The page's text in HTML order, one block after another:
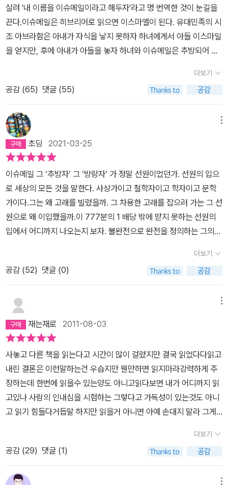
살려 '내 이름을 이슈메일이라고 해두자'라고 명 번역한 것이 눈길을
끈다.이슈메일은 히브리어로 읽으면 이스마엘이 된다. 유대민족의 시
조 아브라함은 아내가 자식을 낳지 못하자 하녀에게서 아들 이스마일
을 얻지만, 후에 아내가 아들을 놓자 하녀와 이슈메일은 추방되어 팔
슈메일을 어떤 특정한 이유 없는 니힐리즘적인 도망자의 보편성을 뜻
하며 이름 지었다고 한다. 보편성이란 무엇인가. 보편성은 '모든 것에
두루 미치거나 통하는 성질'로 universality 로 볼 수 있다.Universal
ity: the quality of involving or being shared by all people or
things in the world or in a particular group.세상이나 한정된 그
룹 안에서 모든 사람 또는 모든 것에 관계되는 성질로, 즉 우리 모두에
게 당연시되는 것을 말한다.본처가 아닌 하녀에게서 '대체'하기 위해
태어났지만, 본처의 자식이 생기면 그 '대체'의 영광은 아무런 이유 없
이 허무하게 버려지고 마는 것은 저 유명한 프랑켄슈타인에서 인용한
실낙원의 절규를 우리 모두가 공리처럼 가지고 있다는 것이다.'제가
청했습니까, 창조주여, 흙으로 나를 인간으로 빚어달라고?제가 애원
했습니까, 어둠에서 끌어올려달라고?- 실낙원', 프랑켄슈타인그래서
'Call me Ishmael'은 이 땅 위의 우리 인간이면 누구나 짊어지고 있
을 그리고 피할 수 없는 이야기를 하겠다는 선언과도 같을 것이다. 그
구약성서 '열왕기'에 포악한 왕으로 등장하는 아합을 영어식으로 읽은
'에이해브' 선장의 배를 탄다. 에이해브는 자신의 다리를 앗아간 모비
딕을 죽음과도 바꿀 만큼 증오하고 쫓는다. 쫓는 자, 공격자인 에이해
브도 결국 우리 인간의 보편성을 가지고 있는 것은 아닐까?증오로만
이루어진 심장을 가졌고, 복수로 된 말만 하고, 가차 없이 종횡무진 하
지만, 복수 대상 종족의 뼈를 추하게 박고 있는 외다리만 가진 에이해
브와 스타벅의 대화를 보라. 복수심에 눈이 멀어버린 에이해브를 제
압해서 자신과 모든 선원과 피쿼드호를 구하려 했던 성직자 같은 스
소용돌이에 모든 것이 자명하게 빨려 들어갈 것이 명확한 추적 셋째
날에 그 둘은 모든 것이 해갈되었지만 그 해갈은 끝은 비극을 용해하
고 뚫고 나아가지 못한 채 가슴 아프게 대화할 뿐이다.“어떤 자는 썰
물에도 죽는다. 어떤 자는 얕은 물에도 빠져 죽고, 어떤 자는 홍수에도
더보기
공감 (65) 댓글 (55)
초딩 2021-03-25
이슈메일 그 ‘추방자’ 그 ‘방랑자’ 가 정말 선원이었던가. 선원의 입으
로 세상의 모든 것을 말한다. 사상가이고 철학자이고 학자이고 문학
가이다.그는 왜 고래를 빌렸을까. 그 차용한 고래를 잡으러 가는 그 선
원으로 왜 이입했을까.이 777분의 1 배당 밖에 받지 못하는 선원의
입에서 어디까지 나오는지 보자. 불완전으로 완전을 정의하는 그의
전해야 하는 일은 바로 그 이유 때문에 반드시 불완전해질 수밖에 없
기 때문이다. p255인간사에서 완전해야 하는 일은 바로 그 이유 때
문에 반드시 불완전해질 수밖에 없기 때문이다.- P255
더보기
공감 (52) 댓글 (0)
재는재로 2011-08-03
사놓고 다른 책을 읽는다고 시간이 많이 걸렸지만 결국 읽었다다읽고
내린 결론은 이런말하는건 우습지만 웬만하면 읽지마라강력하게 주
장하는데 한번에 읽을수 있는양도 아니고읽다보면 내가 어디까지 읽
고있나 사람의 인내심을 시험하는 그렇다고 가독성이 있는것도 아니
고 읽기 힘들다거듭말 하지만 읽을거 아니면 아예 손대지 말라 그게
을 가치가 있나면 단언하건데 읽을 가치는 충분하다방대한 분량의 해
양소설중 손꼽히는 걸작중 하나로 읽을 만한 소설이다단지 너무 많은
페이지의 양을 참고 읽을수 있는 인내심이 있다면 방대한 해양을 배
더보기
공감 (29) 댓글 (1)